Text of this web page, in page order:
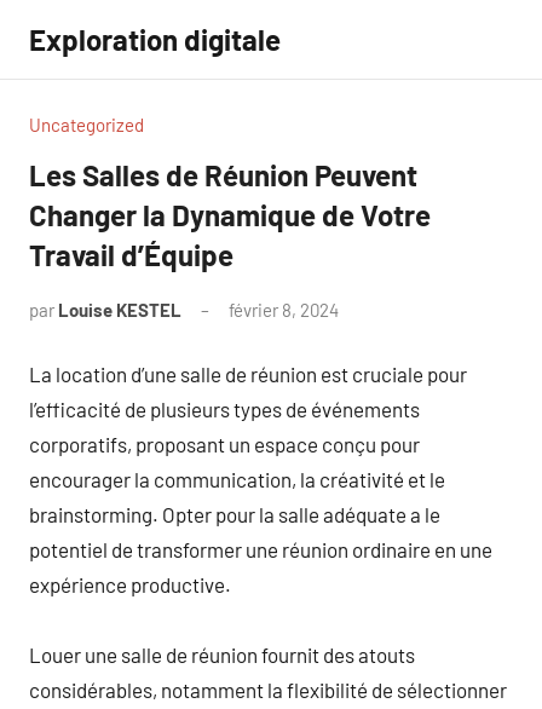
contenu
Exploration digitale
Uncategorized
Les Salles de Réunion Peuvent
Changer la Dynamique de Votre
Travail d’Équipe
par Louise KESTEL février 8, 2024
La location d’une salle de réunion est cruciale pour
l’efficacité de plusieurs types de événements
corporatifs, proposant un espace conçu pour
encourager la communication, la créativité et le
brainstorming. Opter pour la salle adéquate a le
potentiel de transformer une réunion ordinaire en une
expérience productive.
Louer une salle de réunion fournit des atouts
considérables, notamment la flexibilité de sélectionner